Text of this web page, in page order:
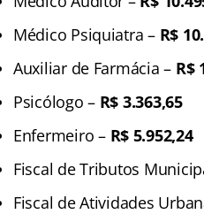
Médico Psiquiatra – R$
Auxiliar de Farmácia – R$
Psicólogo – R$ 3.363,65
Enfermeiro – R$ 5.952,24
Fiscal de Tributos
Fiscal de Atividades